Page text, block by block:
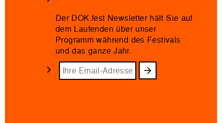
Der DOK.fest Newsletter hält Sie auf
dem Laufenden über unser
Programm während des Festivals
und das ganze Jahr.